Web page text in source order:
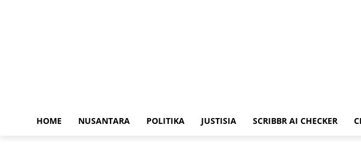
HOME NUSANTARA POLITIKA JUSTISIA SCRIBBR AI CHECKER